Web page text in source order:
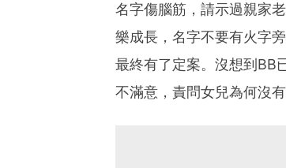
名字傷腦筋，請示過親家
樂成長，名字不要有火字
最終有了定案。沒想到BB
不滿意，責問女兒為何沒